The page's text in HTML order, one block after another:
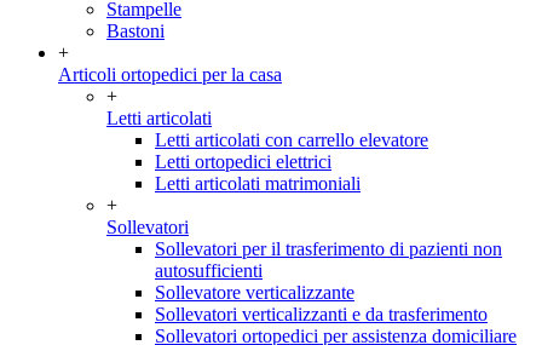
Stampelle
Bastoni
+
Articoli ortopedici per la casa
+
Letti articolati
Letti articolati con carrello elevatore
Letti ortopedici elettrici
Letti articolati matrimoniali
+
Sollevatori
Sollevatori per il trasferimento di pazienti non
autosufficienti
Sollevatore verticalizzante
Sollevatori verticalizzanti e da trasferimento
Sollevatori ortopedici per assistenza domiciliare